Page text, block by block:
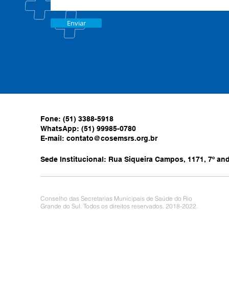
Enviar
Fone: (51) 3388-5918
WhatsApp: (51) 99985-0780
E-mail: contato@cosemsrs.org.br
Sede Institucional: Rua Siqueira Campos, 1171, 7º
Conselho das Secretarias Municipais de Saúde do Rio
Grande do Sul. Todos os direitos reservados. 2018-2022.